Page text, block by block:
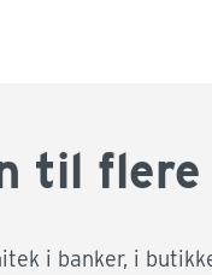
til
i banker, i